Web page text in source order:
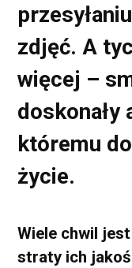
zdjęć. A
więcej –
doskonały
któremu
życie.
Wiele chwil
straty ich